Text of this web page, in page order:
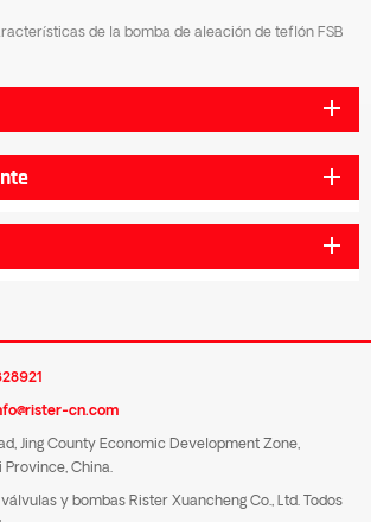
de la bomba de aleación de teflón FSB
cn.com
Jing County Economic Development Zone,
Province, China.
y bombas Rister Xuancheng Co., Ltd. Todos